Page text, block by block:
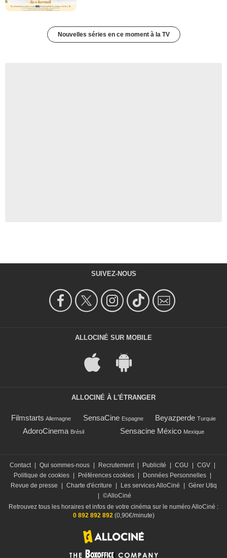
Nouvelles séries en ce moment à la TV
SUIVEZ-NOUS
ALLOCINÉ SUR MOBILE
ALLOCINÉ À L'ÉTRANGER
Filmstarts Allemagne SensaCine Espagne Beyazperde Turquie
AdoroCinema Brésil Sensacine México Mexique
Contact | Qui sommes-nous | Recrutement | Publicité | CGU | CGV |
Politique de cookies | Préférences cookies | Données Personnelles |
Revue de presse
| Charte d'écriture | Les services AlloCiné | Gérer Utiq
| ©AlloCiné
Retrouvez tous les horaires et infos de votre cinéma sur le numéro AlloCiné :
0 892 892 892(0,90€/minute)